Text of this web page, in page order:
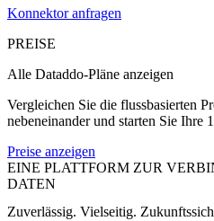
Konnektor anfragen
PREISE
Alle Dataddo-Pläne anzeigen
Vergleichen Sie die flussbasierten
nebeneinander und starten Sie Ihre
Preise anzeigen
EINE PLATTFORM ZUR
DATEN
Zuverlässig. Vielseitig.